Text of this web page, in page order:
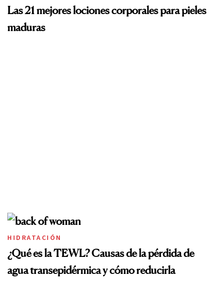
Las 21 mejores lociones corporales para pieles
maduras
HIDRATACIÓN
¿Qué es la TEWL? Causas de la pérdida de
agua transepidérmica y cómo reducirla